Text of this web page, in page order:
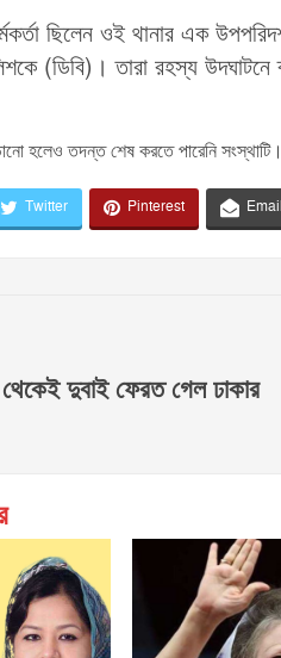
ছিলেন ওই থানার এক
(ডিবি)। তারা রহস্য উদঘাটনে
হলেও তদন্ত শেষ করতে পারেনি সংস্থাটি।
Twitter Pinterest Email
দুবাই ফেরত গেল ঢাকার